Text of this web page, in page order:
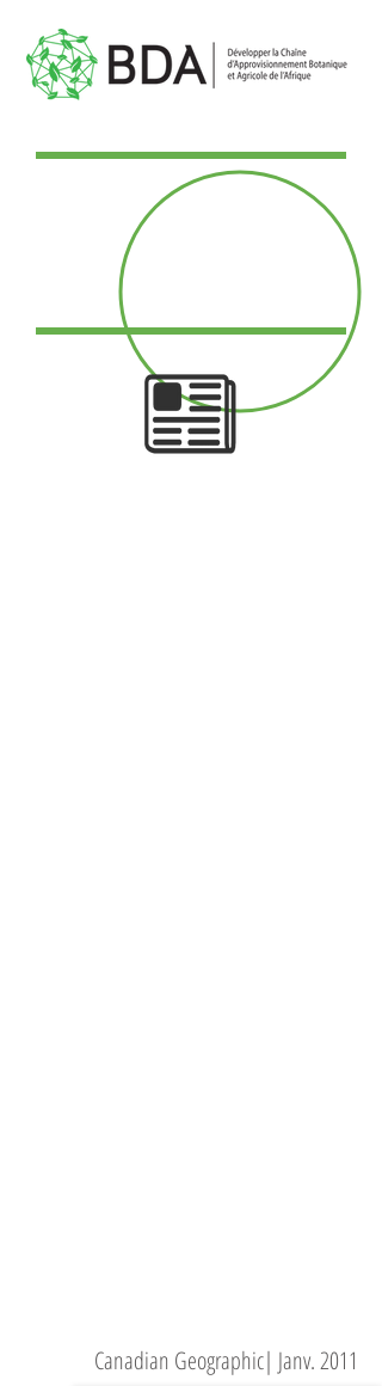
Canadian Geographic| Janv. 2011